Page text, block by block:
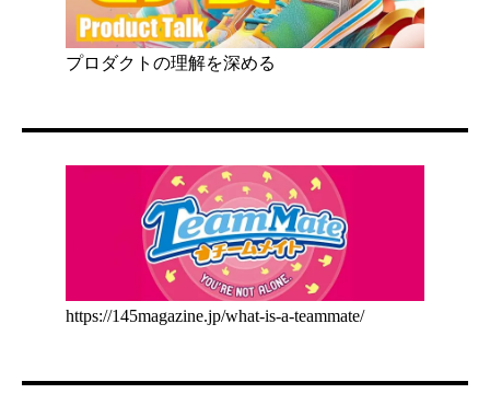
プロダクトの理解を深める
https://145magazine.jp/what-is-a-teammate/